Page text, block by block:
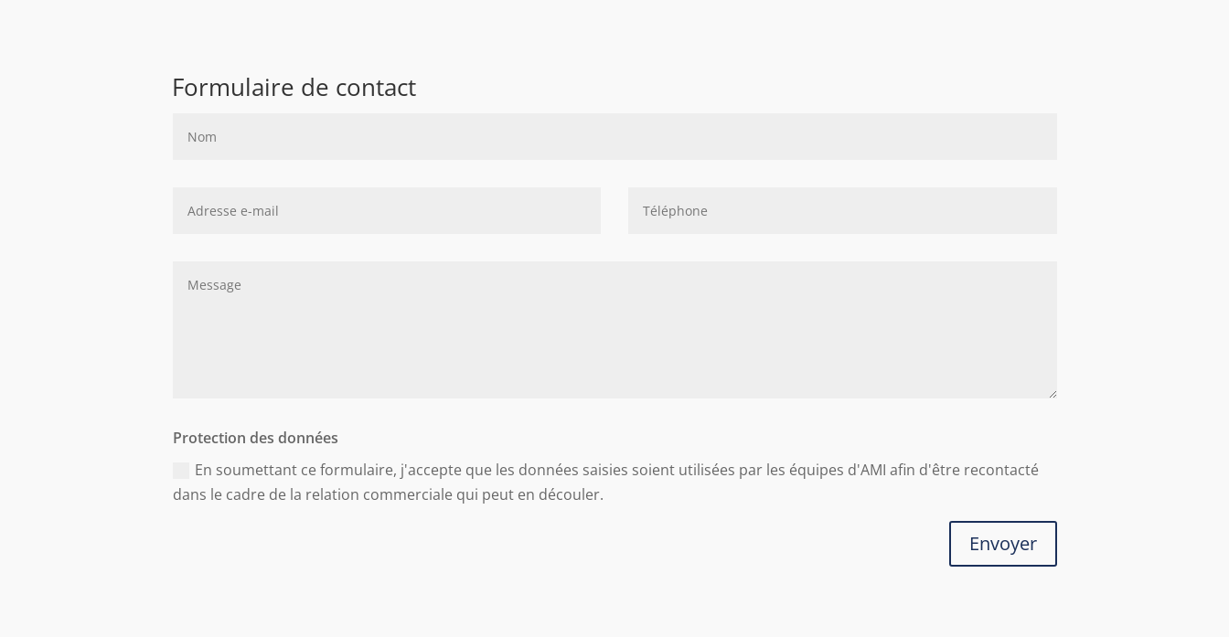
Formulaire de contact
Protection des données
En soumettant ce formulaire, j'accepte que les données saisies soient utilisées par les équipes d'AMI afin d'être recontacté
dans le cadre de la relation commerciale qui peut en découler.
Envoyer